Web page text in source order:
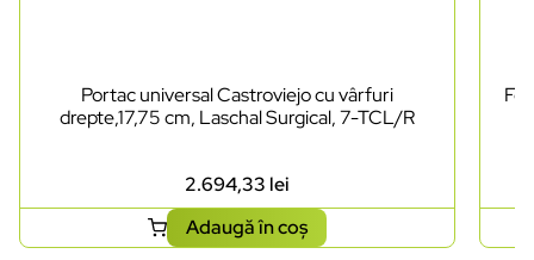
Portac universal Castroviejo cu vârfuri
drepte,17,75 cm, Laschal Surgical, 7-TCL/R
2.694,33 lei
Adaugă în coș